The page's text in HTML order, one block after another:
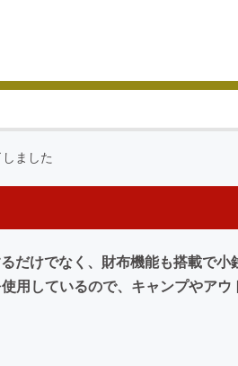
ました
だけでなく、財布機能も搭載で小
用しているので、キャンプやアウ